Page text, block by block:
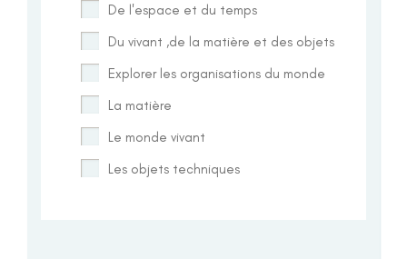
De l'espace et du temps
Du vivant ,de la matière et des objets
Explorer les organisations du monde
La matière
Le monde vivant
Les objets techniques